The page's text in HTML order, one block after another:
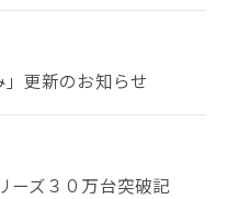
」更新のお知らせ
ーズ３０万台突破記